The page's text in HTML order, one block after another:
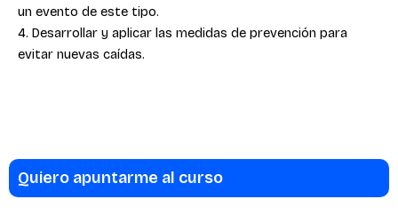
un evento de este tipo.
4. Desarrollar y aplicar las medidas de prevención para
evitar nuevas caídas.
Quiero apuntarme al curso